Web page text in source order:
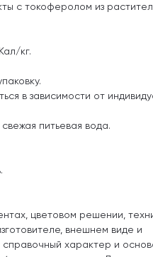
c токоферолом из
кг.
в зависимости от
питьевая вода.
цветовом решении,
внешнем виде и
характер и